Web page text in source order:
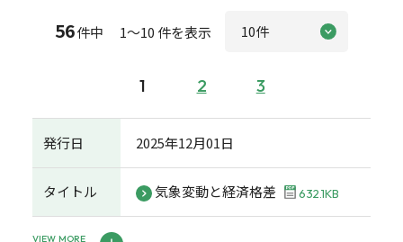
56件中 1～10 件を表示
1 2 3
発行日 2025年12月01日
タイトル 気象変動と経済格差 632.1KB
VIEW MORE